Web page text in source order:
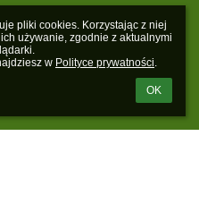
pliki cookies. Korzystając z niej
używanie, zgodnie z aktualnymi
w Polityce prywatności.
OK